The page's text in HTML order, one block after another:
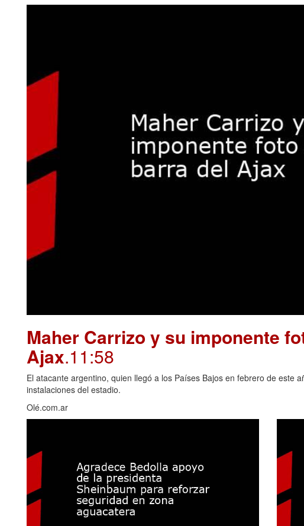
Maher Carrizo y su imponente
Ajax.11:58
El atacante argentino, quien llegó a los Países Bajos en febrero de este
instalaciones del estadio.
Olé.com.ar